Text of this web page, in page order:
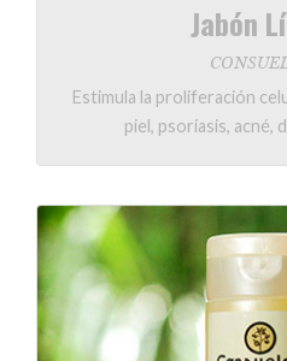
Jabón
Estimula la proliferación
piel, psoriasis, acné,